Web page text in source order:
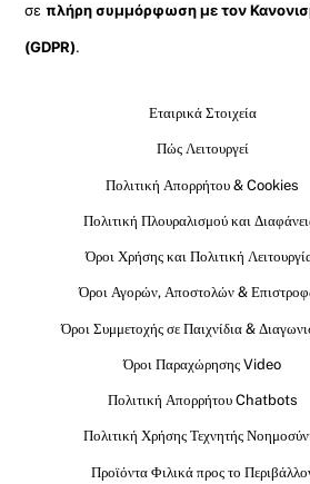
σεπλήρη συμμόρφωση με τον
(GDPR).
Εταιρικά Στοιχεία
Πώς Λειτουργεί
Πολιτική Απορρήτου & Cookies
Πολιτική Πλουραλισμού και
Όροι Χρήσης και Πολιτική
Όροι Αγορών, Αποστολών &
Όροι Συμμετοχής σε Παιχνίδια &
Όροι Παραχώρησης Video
Πολιτική Απορρήτου Chatbots
Πολιτική Χρήσης Τεχνητής
Προϊόντα Φιλικά προς το